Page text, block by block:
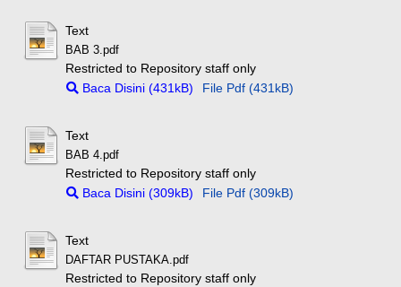
Text
BAB 3.pdf
Restricted to Repository staff only
Baca Disini (431kB)
File Pdf (431kB)
Text
BAB 4.pdf
Restricted to Repository staff only
Baca Disini (309kB)
File Pdf (309kB)
Text
DAFTAR PUSTAKA.pdf
Restricted to Repository staff only